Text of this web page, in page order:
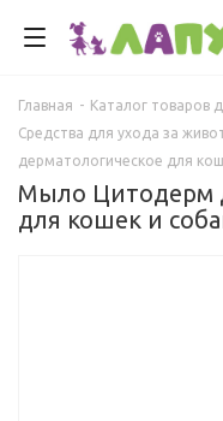
Главная - Каталог товаров
Средства для ухода за
дерматологическое для
Мыло Цитодерм
для кошек и